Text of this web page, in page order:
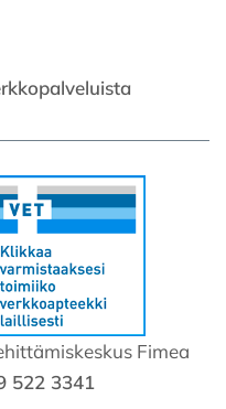
Fimea
522 3341